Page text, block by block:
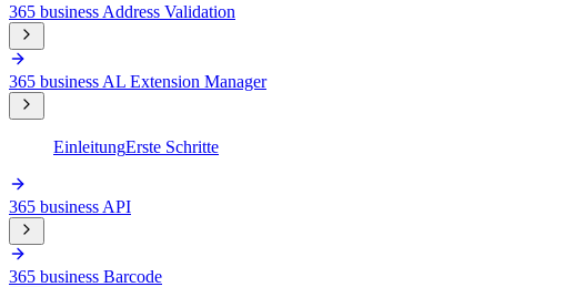
365 business Address Validation
365 business AL Extension Manager
EinleitungErste Schritte
365 business API
365 business Barcode